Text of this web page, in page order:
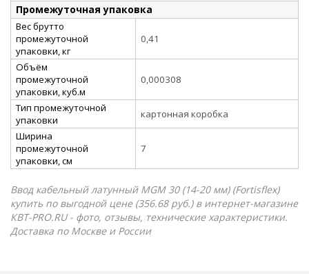
Промежуточная упаковка
Вес брутто
промежуточной
упаковки, кг
0,41
Объём
промежуточной
упаковки, куб.м
0,000308
Тип промежуточной
упаковки
картонная коробка
Ширина
промежуточной
упаковки, см
7
Ввод кабельный латунный МGM 30 (14-20 мм) (Fortisflex)
купить по выгодной цене (356.68 руб.) в интернет-магазине
КВТ-PRO.RU - фото, отзывы, технические характеристики.
Доставка по Москве и России